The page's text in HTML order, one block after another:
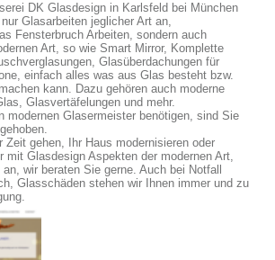
DK Glasdesign in Karlsfeld bei München
Glasarbeiten jeglicher Art an,
Fensterbruch Arbeiten, sondern auch
Art, so wie Smart Mirror, Komplette
Glasüberdachungen für
einfach alles was aus Glas besteht bzw.
kann. Dazu gehören auch moderne
Glasvertäfelungen und mehr.
modernen Glasermeister benötigen, sind Sie
Zeit gehen, Ihr Haus modernisieren oder
mit Glasdesign Aspekten der modernen Art,
wir beraten Sie gerne. Auch bei Notfall
Glasschäden stehen wir Ihnen immer und zu